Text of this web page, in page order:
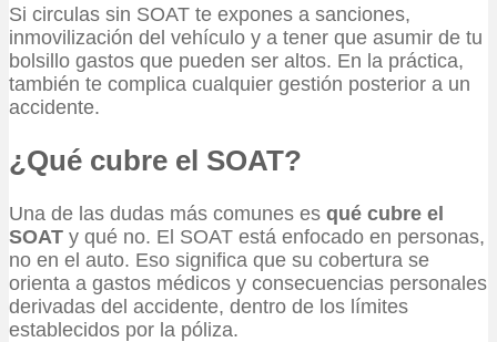
Si circulas sin SOAT te expones a sanciones,
inmovilización del vehículo y a tener que asumir de tu
bolsillo gastos que pueden ser altos. En la práctica,
también te complica cualquier gestión posterior a un
accidente.
¿Qué cubre el SOAT?
Una de las dudas más comunes es qué cubre el
SOAT y qué no. El SOAT está enfocado en personas,
no en el auto. Eso significa que su cobertura se
orienta a gastos médicos y consecuencias personales
derivadas del accidente, dentro de los límites
establecidos por la póliza.